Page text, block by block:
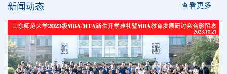
新闻动态 查看更多